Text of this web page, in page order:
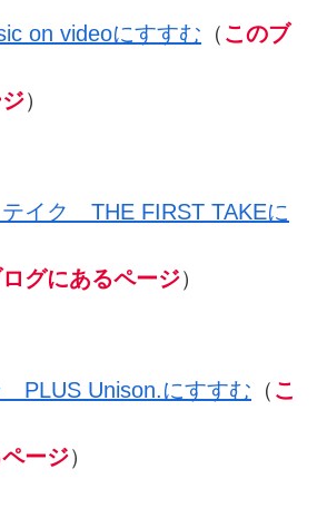
on videoにすすむ （ このブ
）
イク THE FIRST TAKEに
グにあるページ）
PLUS Unison.にすすむ （ こ
ージ）